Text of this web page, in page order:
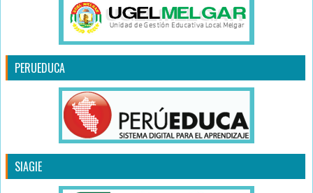
PERUEDUCA
SIAGIE